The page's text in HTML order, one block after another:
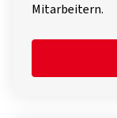
Mitarbeitern.